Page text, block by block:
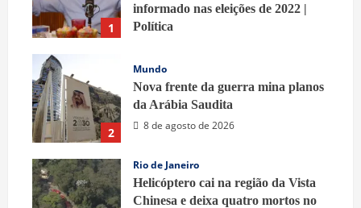
1
informado nas eleições de 2022 |
Política
2
Mundo
Nova frente da guerra mina planos
da Arábia Saudita
8 de agosto de 2026
Rio de Janeiro
Helicóptero cai na região da Vista
Chinesa e deixa quatro mortos no